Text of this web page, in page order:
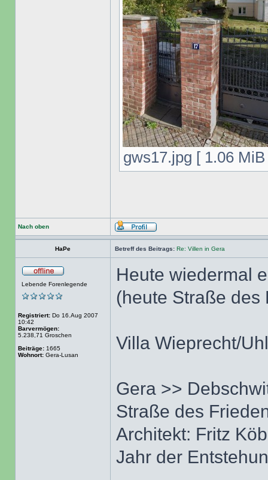
gws17.jpg [ 1.06
Nach oben
HaPe Betreff des Beitrags: Re: Villen in Gera
Lebende Forenlegende
Registriert: Do 16.Aug 2007
10:42
Barvermögen:
5.238,71 Groschen
Beiträge: 1665
Wohnort: Gera-Lusan
Heute wiedermal
(heute Straße des
Villa Wieprecht/
Gera >>
Straße des
Architekt: Fritz
Jahr der